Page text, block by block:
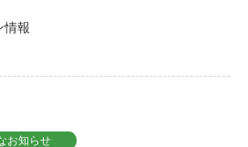
情報
お知らせ